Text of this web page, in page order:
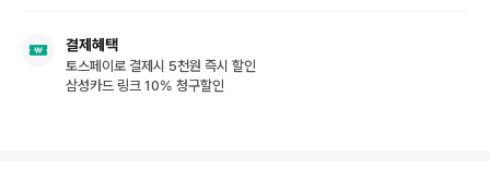
결제혜택
토스페이로 결제시 5천원 즉시 할인
삼성카드 링크 10% 청구할인